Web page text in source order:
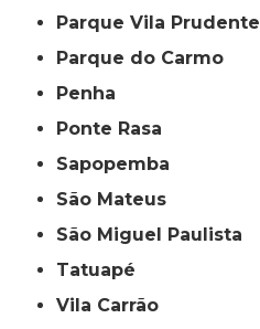
Parque Vila Prudente
Parque do Carmo
Penha
Ponte Rasa
Sapopemba
São Mateus
São Miguel Paulista
Tatuapé
Vila Carrão